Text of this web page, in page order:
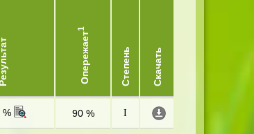
Результат Опережает
1
Степень Скачать
% 90 % I